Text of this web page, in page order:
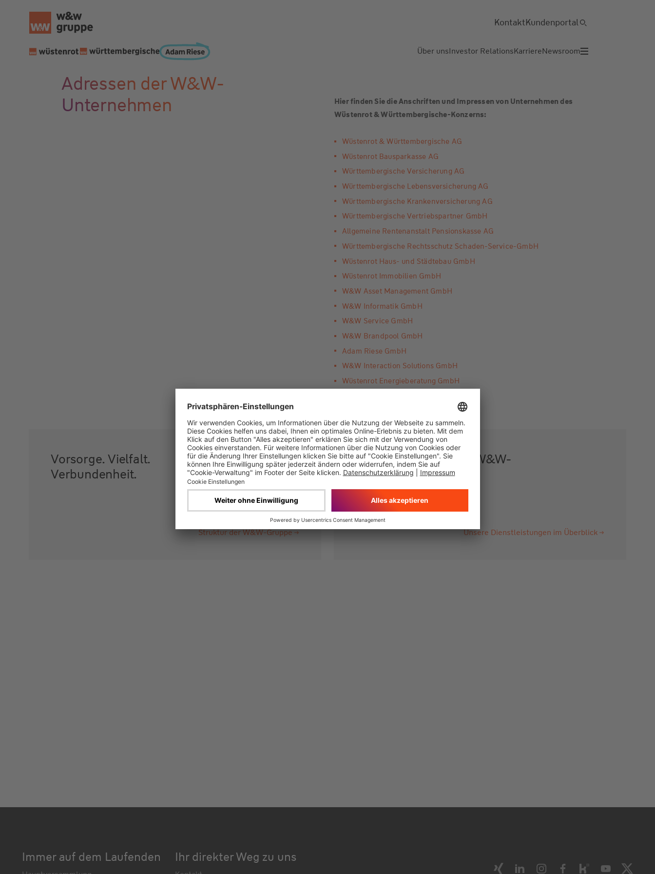
Über unsInvestor RelationsKarriereNewsroom
KontaktKundenportal
Adressen der W&W-
Unternehmen
Hier finden Sie die Anschriften und Impressen von Unternehmen des
Wüstenrot & Württembergische-Konzerns:
Wüstenrot & Württembergische AG
Wüstenrot Bausparkasse AG
Württembergische Versicherung AG
Württembergische Lebensversicherung AG
Württembergische Krankenversicherung AG
Württembergische Vertriebspartner GmbH
Allgemeine Rentenanstalt Pensionskasse AG
Württembergische Rechtsschutz Schaden-Service-GmbH
Wüstenrot Haus- und Städtebau GmbH
Wüstenrot Immobilien GmbH
W&W Asset Management GmbH
W&W Informatik GmbH
W&W Service GmbH
W&W Brandpool GmbH
Adam Riese GmbH
W&W Interaction Solutions GmbH
Wüstenrot Energieberatung GmbH
Vorsorge. Vielfalt.
Verbundenheit.
Struktur der W&W-Gruppe
Dienstleistungen der W&W-
Gruppe
Unsere Dienstleistungen im Überblick
Immer auf dem Laufenden Ihr direkter Weg zu uns